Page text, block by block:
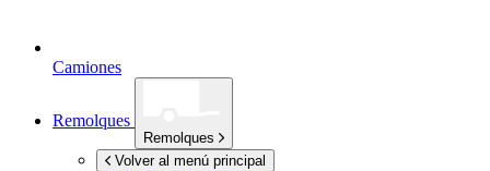
Camiones
Remolques
Remolques
Volver al menú principal